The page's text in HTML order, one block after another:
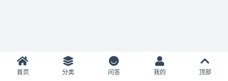
首页 分类 问答 我的 顶部